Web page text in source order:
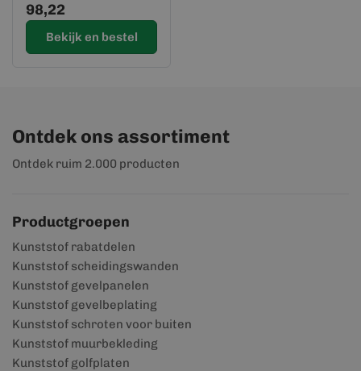
98,22
Bekijk en bestel
Ontdek ons assortiment
Ontdek ruim 2.000 producten
Productgroepen
Kunststof rabatdelen
Kunststof scheidingswanden
Kunststof gevelpanelen
Kunststof gevelbeplating
Kunststof schroten voor buiten
Kunststof muurbekleding
Kunststof golfplaten